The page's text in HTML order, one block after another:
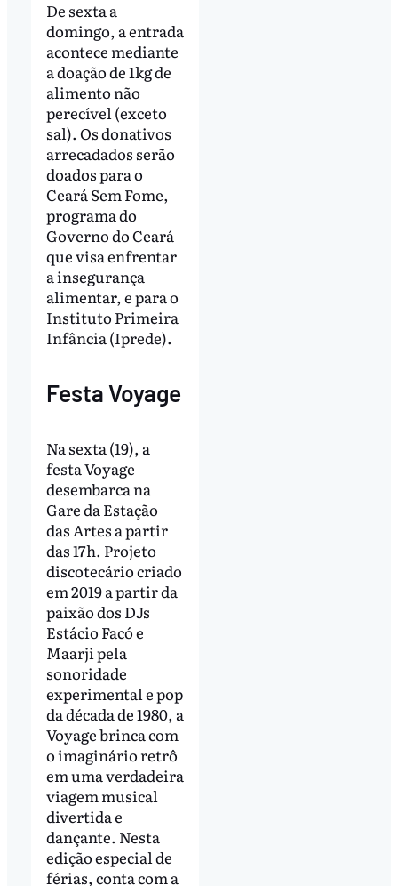
De sexta a
domingo, a entrada
acontece mediante
a doação de 1kg de
alimento não
perecível (exceto
sal). Os donativos
arrecadados serão
doados para o
Ceará Sem Fome,
programa do
Governo do Ceará
que visa enfrentar
a insegurança
alimentar, e para o
Instituto Primeira
Infância (Iprede).
Festa Voyage
Na sexta (19), a
festa Voyage
desembarca na
Gare da Estação
das Artes a partir
das 17h. Projeto
discotecário criado
em 2019 a partir da
paixão dos DJs
Estácio Facó e
Maarji pela
sonoridade
experimental e pop
da década de 1980, a
Voyage brinca com
o imaginário retrô
em uma verdadeira
viagem musical
divertida e
dançante. Nesta
edição especial de
férias, conta com a